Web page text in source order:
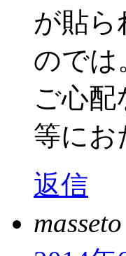
が貼ら
のでは
ご心
等にお
返信
masseto